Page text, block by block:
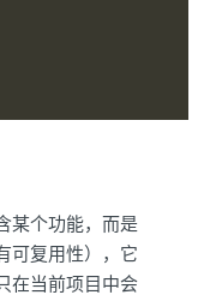
某个功能，而是
可复用性），它
在当前项目中会